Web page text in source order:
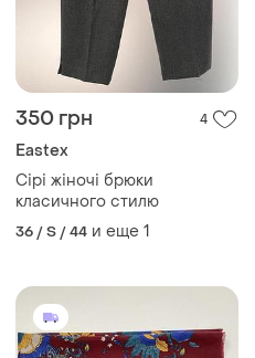
350 грн 4
Eastex
Сірі жіночі брюки
класичного стилю
36 / S / 44 и еще 1